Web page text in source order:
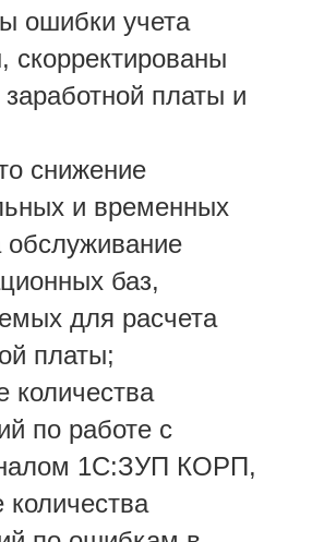
ошибки учета
скорректированы
заработной платы и
снижение
и временных
обслуживание
баз,
для расчета
платы;
количества
по работе с
1С:ЗУП КОРП,
количества